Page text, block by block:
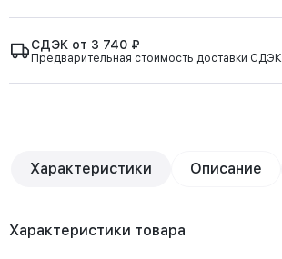
СДЭК от 3 740 ₽
Предварительная стоимость доставки СДЭК
Характеристики Описание
Характеристики товара